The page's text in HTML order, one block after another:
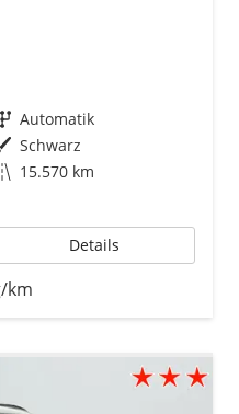
Getriebe Automatik
Außenfarbe Schwarz
Kilometerstand 15.570 km
Details
km